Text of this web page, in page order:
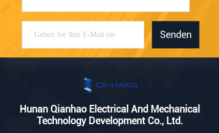
Senden
Hunan Qianhao Electrical And Mechanical
Technology Development Co., Ltd.